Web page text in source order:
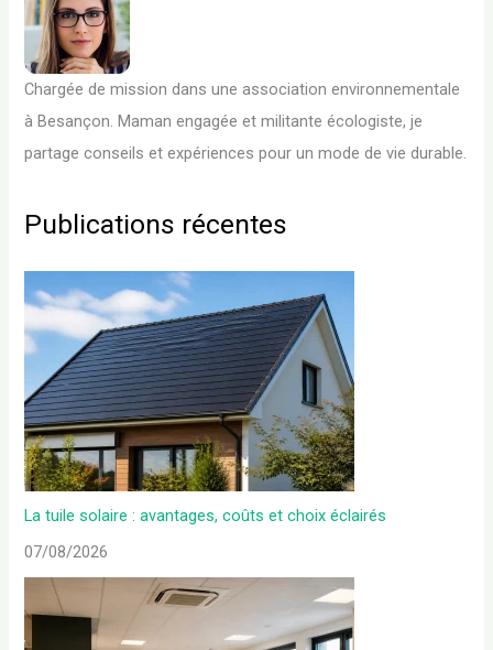
Chargée de mission dans une association environnementale
à Besançon. Maman engagée et militante écologiste, je
partage conseils et expériences pour un mode de vie durable.
Publications récentes
La tuile solaire : avantages, coûts et choix éclairés
07/08/2026